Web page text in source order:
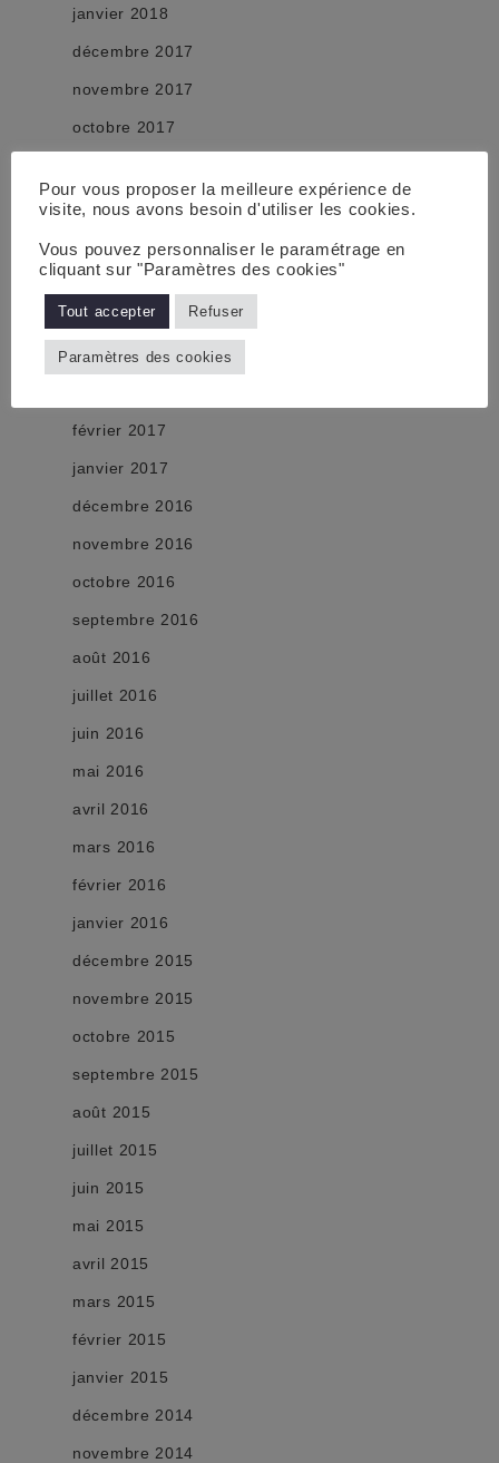
janvier 2018
décembre 2017
novembre 2017
octobre 2017
août 2017
juin 2017
mai 2017
avril 2017
février 2017
janvier 2017
décembre 2016
novembre 2016
octobre 2016
septembre 2016
août 2016
juillet 2016
juin 2016
mai 2016
avril 2016
mars 2016
février 2016
janvier 2016
décembre 2015
novembre 2015
octobre 2015
septembre 2015
août 2015
juillet 2015
juin 2015
mai 2015
avril 2015
mars 2015
février 2015
janvier 2015
décembre 2014
novembre 2014
Pour vous proposer la meilleure expérience de
visite, nous avons besoin d'utiliser les cookies.
Vous pouvez personnaliser le paramétrage en
cliquant sur "Paramètres des cookies"
Tout accepter Refuser
Paramètres des cookies